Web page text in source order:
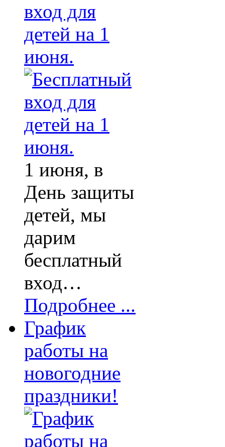
вход для
детей на 1
июня.
1 июня, в
День защиты
детей, мы
дарим
бесплатный
вход…
Подробнее ...
График
работы на
новогодние
праздники!